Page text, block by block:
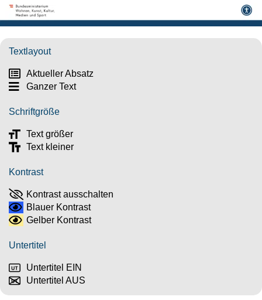
Textlayout
Aktueller Absatz
Ganzer Text
Schriftgröße
Text größer
Text kleiner
Kontrast
Kontrast ausschalten
Blauer Kontrast
Gelber Kontrast
Untertitel
Untertitel EIN
Untertitel AUS